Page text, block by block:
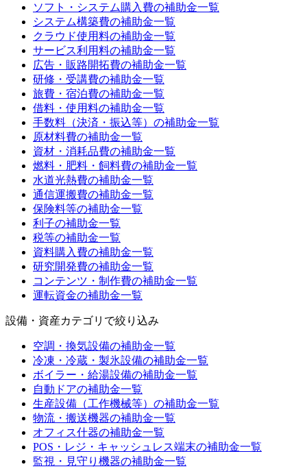
ソフト・システム購入費の補助金一覧
システム構築費の補助金一覧
クラウド使用料の補助金一覧
サービス利用料の補助金一覧
広告・販路開拓費の補助金一覧
研修・受講費の補助金一覧
旅費・宿泊費の補助金一覧
借料・使用料の補助金一覧
手数料（決済・振込等） の補助金一覧
原材料費の補助金一覧
資材・消耗品費の補助金一覧
燃料・肥料・飼料費の補助金一覧
水道光熱費の補助金一覧
通信運搬費の補助金一覧
保険料等の補助金一覧
利子の補助金一覧
税等の補助金一覧
資料購入費の補助金一覧
研究開発費の補助金一覧
コンテンツ・制作費の補助金一覧
運転資金の補助金一覧
設備・資産カテゴリ で絞り込み
空調・換気設備の補助金一覧
冷凍・冷蔵・製氷設備の補助金一覧
ボイラー・給湯設備の補助金一覧
自動ドアの補助金一覧
生産設備（工作機械等） の補助金一覧
物流・搬送機器の補助金一覧
オフィス什器の補助金一覧
POS・レジ・キャッシュレス端末の補助金一覧
監視・見守り機器の補助金一覧